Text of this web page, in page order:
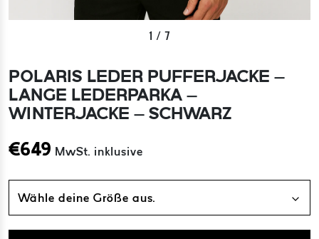
1 / 7
POLARIS LEDER PUFFERJACKE –
LANGE LEDERPARKA –
WINTERJACKE – SCHWARZ
€649 MwSt. inklusive
Wähle deine Größe aus.